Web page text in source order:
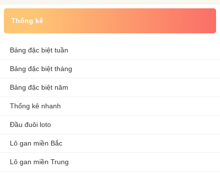
Thống kê
Bảng đặc biệt tuần
Bảng đặc biệt tháng
Bảng đặc biệt năm
Thống kê nhanh
Đầu đuôi loto
Lô gan miền Bắc
Lô gan miền Trung